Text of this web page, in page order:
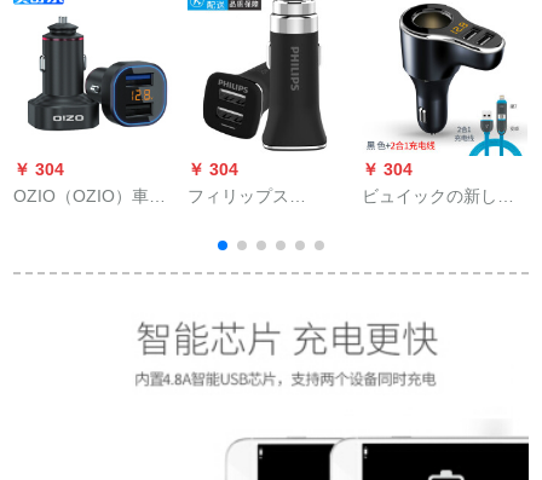
￥ 304
OZIO（OZIO）車載
つのUSB金属本体の
ートフォンの温度を
12 V/24 Vで充電しま
す。汎用MX 02黒
￥ 304
フィリップス
器シガラタタ車充ヘ
ッドDLPP 018は、
クスプレスL【特価ク
リアタイプ】DLPP
018を引っぱる。
￥ 304
ビュイックの新しい
っぱると多機能携帯
電ラインになりま
す。